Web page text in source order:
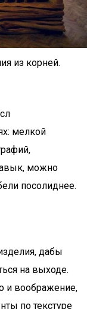
из корней.
мелкой
можно
посолиднее.
дабы
на выходе.
и воображение,
по текстуре